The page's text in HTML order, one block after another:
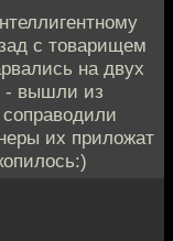
с товарищем
на двух
- вышли из
их приложат